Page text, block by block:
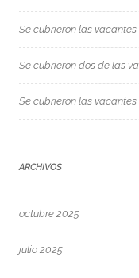
Se cubrieron las
Se cubrieron dos de las
Se cubrieron las
ARCHIVOS
octubre 2025
julio 2025